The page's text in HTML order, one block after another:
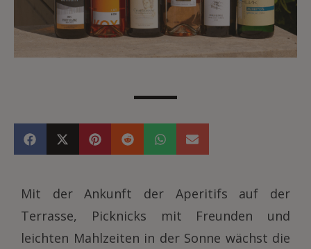
Mit der Ankunft der Aperitifs auf der
Terrasse, Picknicks mit Freunden und
leichten Mahlzeiten in der Sonne wächst die